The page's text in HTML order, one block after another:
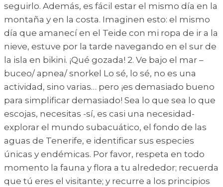
seguirlo. Además, es fácil estar el mismo día en la
montaña y en la costa. Imaginen esto: el mismo
día que amanecí en el Teide con mi ropa de ir a la
nieve, estuve por la tarde navegando en el sur de
la isla en bikini. ¡Qué gozada! 2. Ve bajo el mar –
buceo/ apnea/ snorkel Lo sé, lo sé, no es una
actividad, sino varias… pero ¡es demasiado bueno
para simplificar demasiado! Sea lo que sea lo que
escojas, necesitas -sí, es casi una necesidad-
explorar el mundo subacuático, el fondo de las
aguas de Tenerife, e identificar sus especies
únicas y endémicas. Por favor, respeta en todo
momento la fauna y flora a tu alrededor; recuerda
que tú eres el visitante; y recurre a los principios